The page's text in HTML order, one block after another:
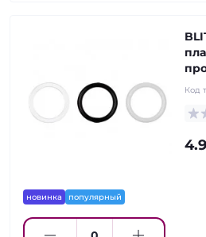
новинка популярный
Код